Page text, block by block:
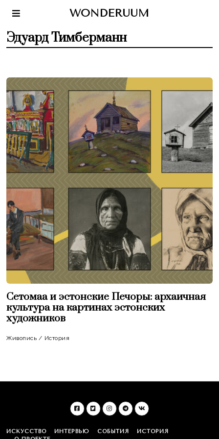
WONDERUUM
Эдуард Тимберманн
Сетомаа и эстонские Печоры: архаичная
культура на картинах эстонских
художников
Живопись / История
ИСКУССТВО ИНТЕРВЬЮ СОБЫТИЯ
ИСТОРИЯ